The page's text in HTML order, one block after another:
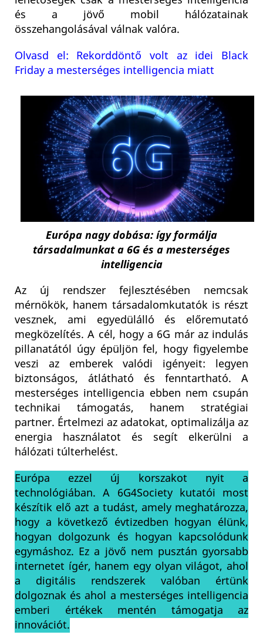
és a jövő mobil hálózatainak
összehangolásával válnak valóra.
Olvasd el: Rekorddöntő volt az idei Black
Friday a mesterséges intelligencia miatt
Európa nagy dobása: így formálja
társadalmunkat a 6G és a mesterséges
intelligencia
Az új rendszer fejlesztésében nemcsak
mérnökök, hanem társadalomkutatók is részt
vesznek, ami egyedülálló és előremutató
megközelítés. A cél, hogy a 6G már az indulás
pillanatától úgy épüljön fel, hogy figyelembe
veszi az emberek valódi igényeit: legyen
biztonságos, átlátható és fenntartható. A
mesterséges intelligencia ebben nem csupán
technikai támogatás, hanem stratégiai
partner. Értelmezi az adatokat, optimalizálja az
energia használatot és segít elkerülni a
hálózati túlterhelést.
Európa ezzel új korszakot nyit a
technológiában. A 6G4Society kutatói most
készítik elő azt a tudást, amely meghatározza,
hogy a következő évtizedben hogyan élünk,
hogyan dolgozunk és hogyan kapcsolódunk
egymáshoz. Ez a jövő nem pusztán gyorsabb
internetet ígér, hanem egy olyan világot, ahol
a digitális rendszerek valóban értünk
dolgoznak és ahol a mesterséges intelligencia
emberi értékek mentén támogatja az
innovációt.